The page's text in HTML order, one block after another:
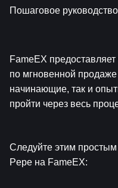
Пошаговое
FameEX
по мгновенной
начинающие, так и
пройти через весь
Следуйте этим
Pepe на FameEX: